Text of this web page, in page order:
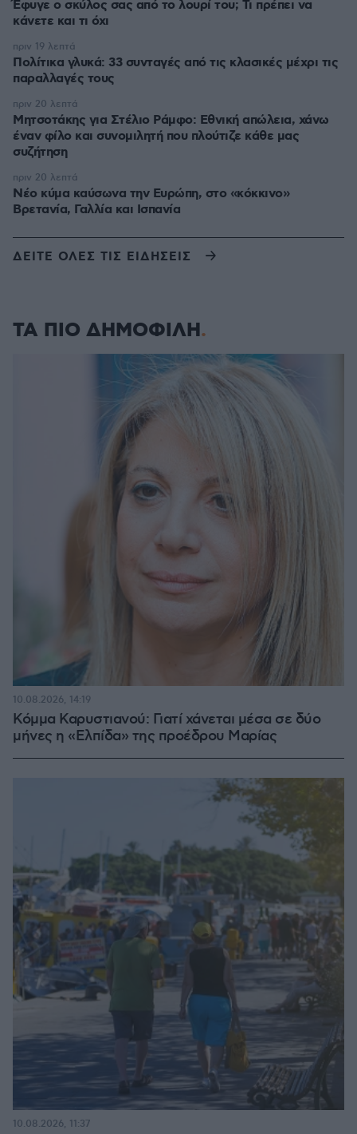
Έφυγε ο σκύλος σας από το λουρί του; Τι πρέπει να
κάνετε και τι όχι
Πολίτικα γλυκά: 33 συνταγές από τις κλασικές μέχρι τις
παραλλαγές τους
πριν 19 λεπτά
Μητσοτάκης για Στέλιο Ράμφο: Εθνική απώλεια, χάνω
έναν φίλο και συνομιλητή που πλούτιζε κάθε μας
συζήτηση
πριν 20 λεπτά
Νέο κύμα καύσωνα την Ευρώπη, στο «κόκκινο»
Βρετανία, Γαλλία και Ισπανία
πριν 20 λεπτά
ΔΕΙΤΕ ΟΛΕΣ ΤΙΣ ΕΙΔΗΣΕΙΣ
ΤΑ ΠΙΟ ΔΗΜΟΦΙΛΗ
Κόμμα Καρυστιανού: Γιατί χάνεται μέσα σε δύο
μήνες η «Ελπίδα» της προέδρου Μαρίας
10.08.2026, 14:19
10.08.2026, 11:37